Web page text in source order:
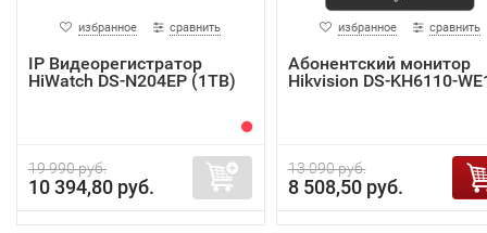
избранное сравнить
IP Видеорегистратор
HiWatch DS-N204EP (1TB)
19 990 руб.
10 394,80 руб.
избранное сравнить
Абонентский монитор
Hikvision DS-KH6110-
13 090 руб.
8 508,50 руб.